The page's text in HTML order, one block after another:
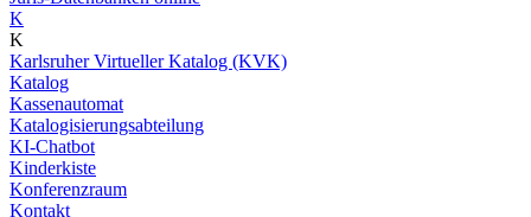
K
K
Karlsruher Virtueller Katalog (KVK)
Katalog
Kassenautomat
Katalogisierungsabteilung
KI-Chatbot
Kinderkiste
Konferenzraum
Kontakt